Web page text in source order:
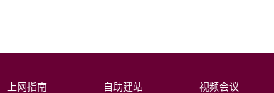
上网指南 自助建站 视频会议